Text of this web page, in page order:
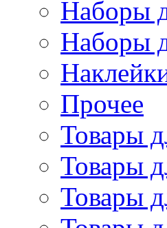
Наборы
Наборы
Прочее
Товары
Товары
Товары